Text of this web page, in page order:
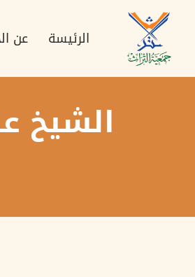
الرئيسي navigation
الرئيسة عن
الشيخ